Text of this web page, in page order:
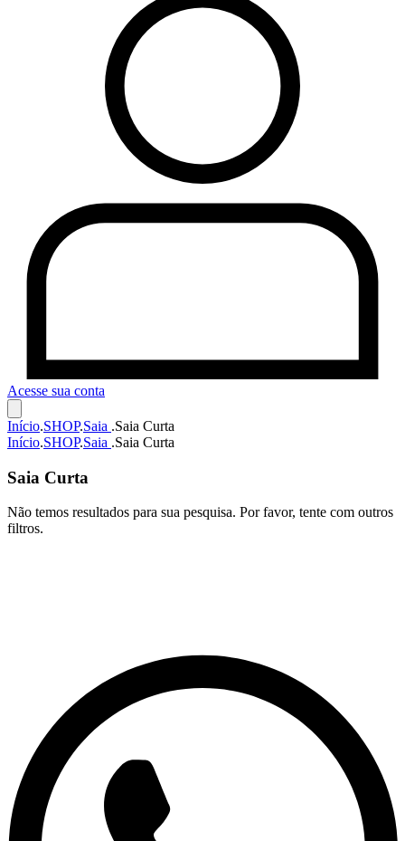
Acesse sua conta
Início.SHOP.Saia .Saia Curta
Início.SHOP.Saia .Saia Curta
Saia Curta
Não temos resultados para sua pesquisa. Por favor, tente com outros
filtros.